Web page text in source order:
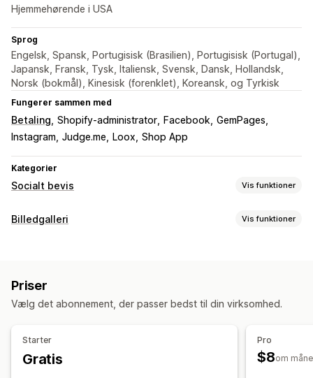
Hjemmehørende i USA
Sprog
Engelsk, Spansk, Portugisisk (Brasilien), Portugisisk (Portugal),
Japansk, Fransk, Tysk, Italiensk, Svensk, Dansk, Hollandsk,
Norsk (bokmål), Kinesisk (forenklet), Koreansk, og Tyrkisk
Fungerer sammen med
Betaling Shopify-administrator Facebook GemPages
Instagram Judge.me Loox Shop App
Kategorier
Socialt bevis Vis funktioner
Indholdstyper
Visningsindstillinger
Antal anmeldelser
Flere sprog
Feeds med købsmulighed
Analyser
Engagementssporing
Billedgalleri Vis funktioner
Gitter Række
Flere sprog
Priser
Vælg det abonnement, der passer bedst til din virksomhed.
Starter
Gratis
Pro
$8om